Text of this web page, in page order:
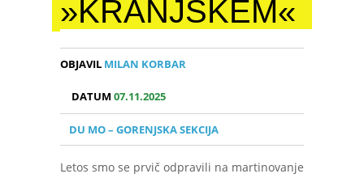
»KRANJSKEM«
OBJAVIL MILAN KORBAR
DATUM07.11.2025
DU MO – GORENJSKA SEKCIJA
Letos smo se prvič odpravili na martinovanje